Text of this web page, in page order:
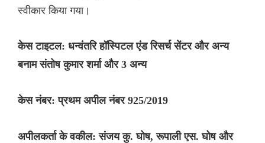
स्वीकार किया गया।
केस टाइटल: धन्वंतरि हॉस्पिटल एंड रिसर्च सेंटर और अन्य
बनाम संतोष कुमार शर्मा और 3 अन्य
केस नंबर: प्रथम अपील नंबर 925/2019
अपीलकर्ता के वकील: संजय कु. घोष, रूपाली एस. घोष और